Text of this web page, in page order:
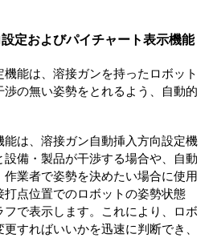
定およびパイチャート表示機能
能は、溶接ガンを持ったロボット
の無い姿勢をとれるよう、自動的
能は、溶接ガン自動挿入方向設定機
備・製品が干渉する場合や、自動
業者で姿勢を決めたい場合に使用
打点位置でのロボットの姿勢状態
フで表示します。これにより、ロボ
すればいいかを迅速に判断でき、